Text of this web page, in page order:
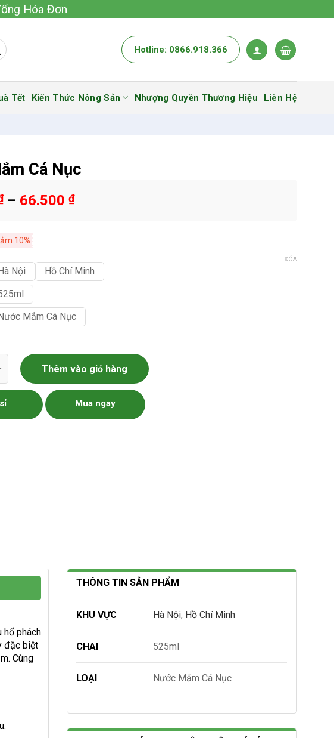
Hóa Đơn
Hotline: 0866.918.366
Tết Kiến Thức Nông Sản Nhượng Quyền Thương Hiệu Liên Hệ
Cá Nục
– 66.500 ₫
10%
Nội
Hồ Chí Minh
Mắm Cá Nục
XÓA
số lượng
Thêm vào giỏ hàng
Mua ngay
hổ phách
đặc biệt
Cùng
THÔNG TIN SẢN PHẨM
KHU VỰC Hà Nội, Hồ Chí Minh
CHAI 525ml
LOẠI Nước Mắm Cá Nục